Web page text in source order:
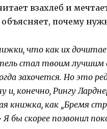
взахлеб и
почему
что как их
стал твоим
захочется. Но это
и, конечно, Рингу
книжка, как „Бремя
бы скорее позвонил